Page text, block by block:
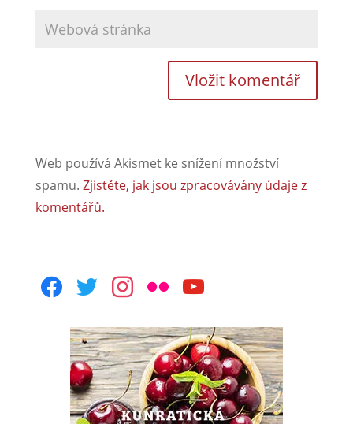
Web používá Akismet ke snížení množství
spamu. Zjistěte, jak jsou zpracovávány údaje z
komentářů.
facebooktwitterinstagram
flickr youtube